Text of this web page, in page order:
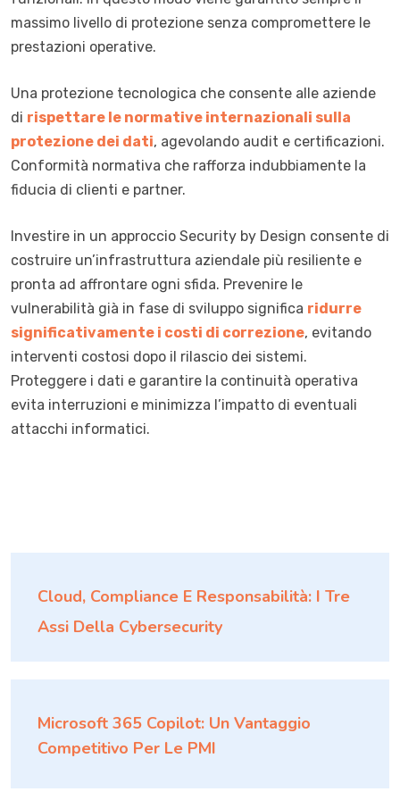
massimo livello di protezione senza compromettere le
prestazioni operative.
Una protezione tecnologica che consente alle aziende
di rispettare le normative internazionali sulla
protezione dei dati, agevolando audit e certificazioni.
Conformità normativa che rafforza indubbiamente la
fiducia di clienti e partner.
Investire in un approccio Security by Design consente di
costruire un’infrastruttura aziendale più resiliente e
pronta ad affrontare ogni sfida. Prevenire le
vulnerabilità già in fase di sviluppo significa ridurre
significativamente i costi di correzione, evitando
interventi costosi dopo il rilascio dei sistemi.
Proteggere i dati e garantire la continuità operativa
evita interruzioni e minimizza l’impatto di eventuali
attacchi informatici.
Cloud, Compliance E Responsabilità: I Tre
Assi Della Cybersecurity
Microsoft 365 Copilot: Un Vantaggio
Competitivo Per Le PMI